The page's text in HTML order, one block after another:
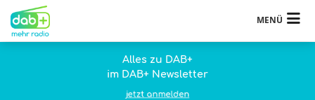
MENÜ
Alles zu DAB+
im DAB+ Newsletter
jetzt anmelden